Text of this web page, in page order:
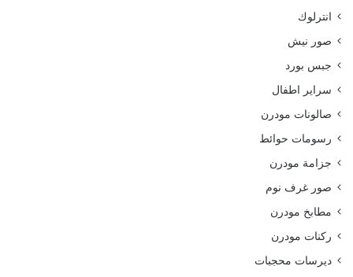
انترلوك
صور نيش
جبس بورد
سراير اطفال
صالونات مودرن
رسومات حوائط
جزامة مودرن
صور غرف نوم
مطابخ مودرن
ركنات مودرن
ديرسات محجبات